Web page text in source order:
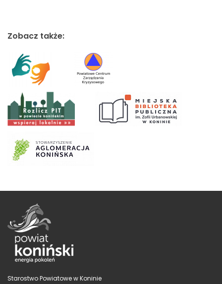
Zobacz także:
Starostwo Powiatowe w Koninie